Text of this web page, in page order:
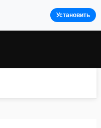
Установить